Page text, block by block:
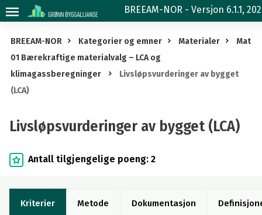
Livsløpsvurderinger
av
bygget
(LCA)
BREEAM-NOR - Versjon 6.1.1,
BREEAM-NOR Kategorier og emner Materialer
Mat
01 Bærekraftige materialvalg – LCA og
klimagassberegninger
Livsløpsvurderinger av bygget
(LCA)
Livsløpsvurderinger av bygget (LCA)
Antall tilgjengelige poeng: 2
Kriterier Metode Dokumentasjon